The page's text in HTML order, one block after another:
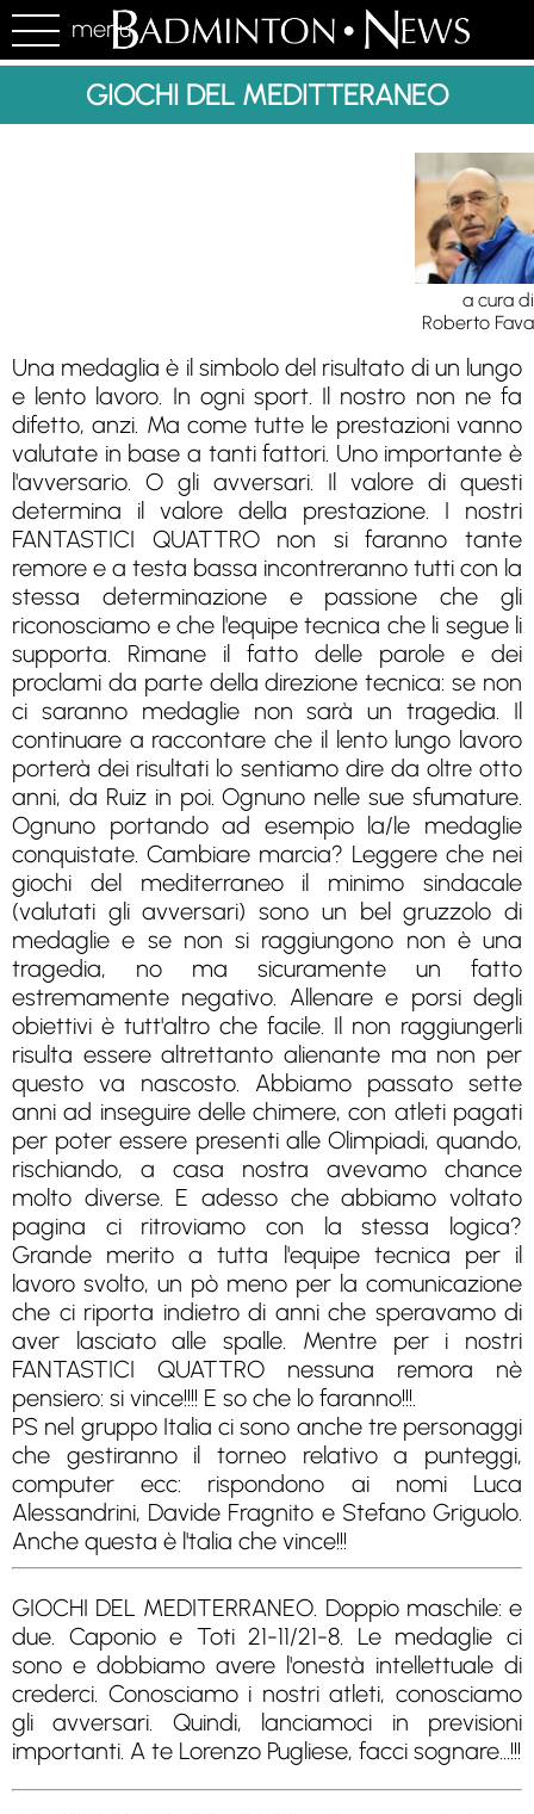
menu
GIOCHI DEL MEDITTERANEO
a cura di
Roberto Fava
Una medaglia è il simbolo del risultato di un lungo
e lento lavoro. In ogni sport. Il nostro non ne fa
difetto, anzi. Ma come tutte le prestazioni vanno
valutate in base a tanti fattori. Uno importante è
l'avversario. O gli avversari. Il valore di questi
determina il valore della prestazione. I nostri
FANTASTICI QUATTRO non si faranno tante
remore e a testa bassa incontreranno tutti con la
stessa determinazione e passione che gli
riconosciamo e che l'equipe tecnica che li segue li
supporta. Rimane il fatto delle parole e dei
proclami da parte della direzione tecnica: se non
ci saranno medaglie non sarà un tragedia. Il
continuare a raccontare che il lento lungo lavoro
porterà dei risultati lo sentiamo dire da oltre otto
anni, da Ruiz in poi. Ognuno nelle sue sfumature.
Ognuno portando ad esempio la/le medaglie
conquistate. Cambiare marcia? Leggere che nei
giochi del mediterraneo il minimo sindacale
(valutati gli avversari) sono un bel gruzzolo di
medaglie e se non si raggiungono non è una
tragedia, no ma sicuramente un fatto
estremamente negativo. Allenare e porsi degli
obiettivi è tutt'altro che facile. Il non raggiungerli
risulta essere altrettanto alienante ma non per
questo va nascosto. Abbiamo passato sette
anni ad inseguire delle chimere, con atleti pagati
per poter essere presenti alle Olimpiadi, quando,
rischiando, a casa nostra avevamo chance
molto diverse. E adesso che abbiamo voltato
pagina ci ritroviamo con la stessa logica?
Grande merito a tutta l'equipe tecnica per il
lavoro svolto, un pò meno per la comunicazione
che ci riporta indietro di anni che speravamo di
aver lasciato alle spalle. Mentre per i nostri
FANTASTICI QUATTRO nessuna remora nè
pensiero: si vince!!!! E so che lo faranno!!!.
PS nel gruppo Italia ci sono anche tre personaggi
che gestiranno il torneo relativo a punteggi,
computer ecc: rispondono ai nomi Luca
Alessandrini, Davide Fragnito e Stefano Griguolo.
Anche questa è l'talia che vince!!!
GIOCHI DEL MEDITERRANEO. Doppio maschile: e
due. Caponio e Toti 21-11/21-8. Le medaglie ci
sono e dobbiamo avere l'onestà intellettuale di
crederci. Conosciamo i nostri atleti, conosciamo
gli avversari. Quindi, lanciamoci in previsioni
importanti. A te Lorenzo Pugliese, facci sognare...!!!